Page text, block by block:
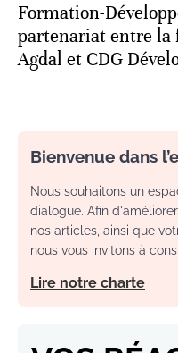
Formation-
partenariat entre la
Agdal et CDG
Bienvenue dans
Nous souhaitons un
dialogue. Afin
nos articles, ainsi que
nous vous invitons à
Lire notre charte